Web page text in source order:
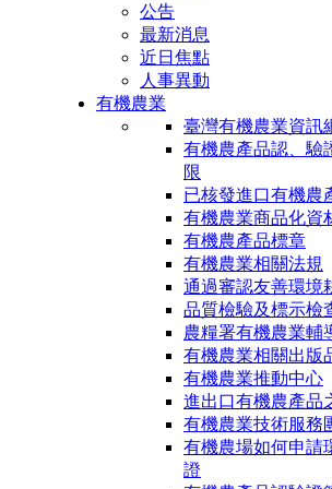
公告
最新消息
近日焦點
人事異動
有機農業
臺灣有機農業資訊
有機農產品認、驗
限
已核發進口有機農
有機農業商品化資
有機農產品標章
有機農業相關法規
通過審認友善環境
品質檢驗及標示檢
農糧署有機農業輔
有機農業相關出版
有機農業推動中心
進出口有機農產品
有機農業技術服務
有機農場如何申請
證